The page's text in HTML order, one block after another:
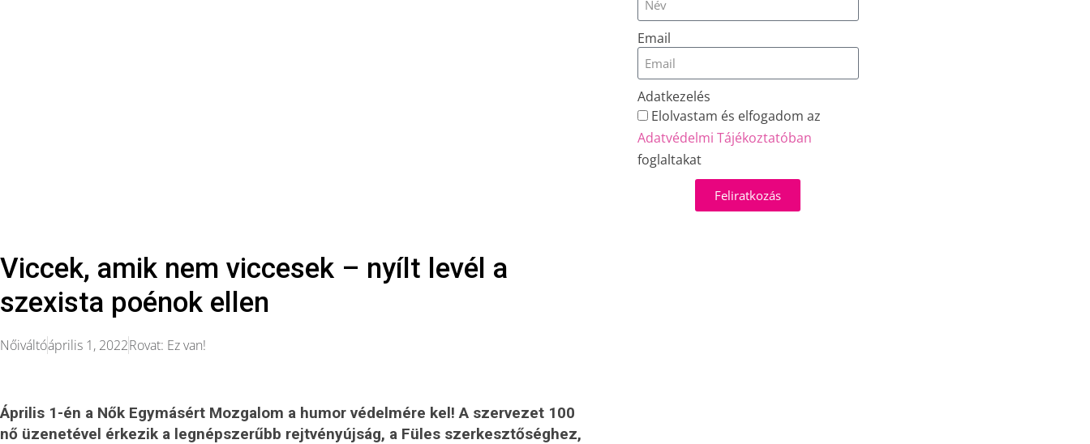
Viccek, amik nem viccesek – nyílt levél a
szexista poénok ellen
Nőiváltóáprilis 1, 2022Rovat: Ez van!
Április 1-én a Nők Egymásért Mozgalom a humor védelmére kel! A szervezet 100
nő üzenetével érkezik a legnépszerűbb rejtvényújság, a Füles szerkesztőséghez,
Email
Adatkezelés
Elolvastam és elfogadom az
Adatvédelmi Tájékoztatóban
foglaltakat
Feliratkozás